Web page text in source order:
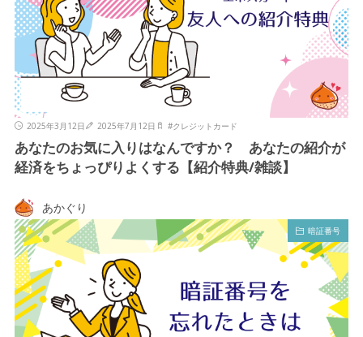
2025年3月12日 2025年7月12日 #クレジットカード
あなたのお気に入りはなんですか？ あなたの紹介が
経済をちょっぴりよくする【紹介特典/雑談】
あかぐり
暗証番号